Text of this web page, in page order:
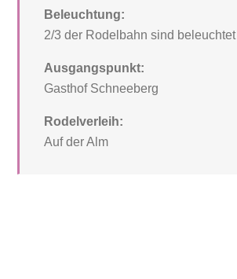
Beleuchtung:
2/3 der Rodelbahn sind beleuchtet
Ausgangspunkt:
Gasthof Schneeberg
Rodelverleih:
Auf der Alm